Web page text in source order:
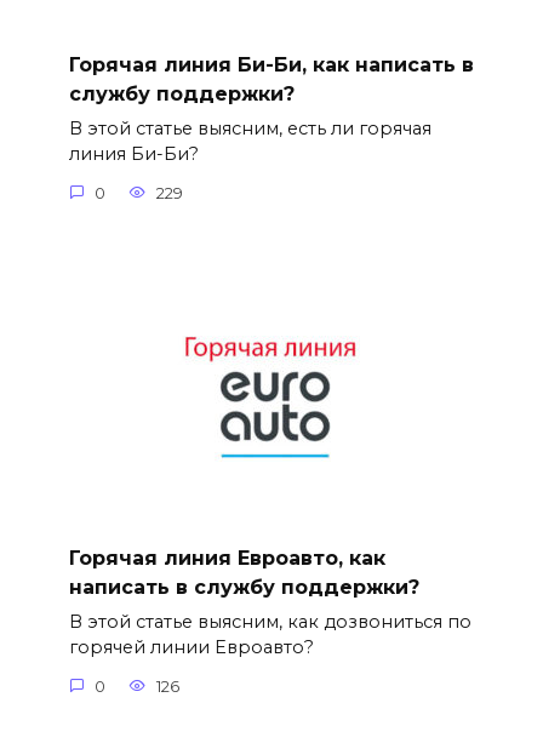
Горячая линия Би-Би, как написать в
службу поддержки?
В этой статье выясним, есть ли горячая
линия Би-Би?
0 229
Горячая линия Евроавто, как
написать в службу поддержки?
В этой статье выясним, как дозвониться по
горячей линии Евроавто?
0 126